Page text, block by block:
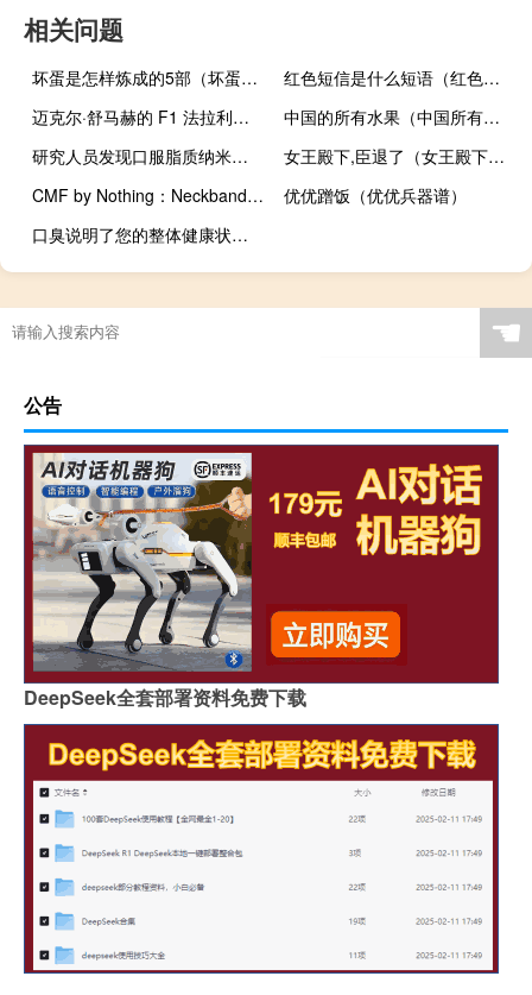
相关问题
坏蛋是怎样炼成的5部（坏蛋怎样炼成的1至4部）
红色短信是什么短语（红色短信）
迈克尔·舒马赫的 F1 法拉利以数百万美元的价格拍卖
中国的所有水果（中国所有水果名称大全）
研究人员发现口服脂质纳米颗粒药物可以预防结肠炎相关癌症的发展
女王殿下,臣退了（女王殿下输了不准哭）
CMF by Nothing：Neckband Pro 和 Buds 即将推出
优优蹭饭（优优兵器谱）
口臭说明了您的整体健康状况以及您可以改善它的自然方法
☚
公告
DeepSeek全套部署资料免费下载